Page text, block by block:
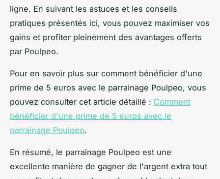
ligne. En suivant les astuces et les conseils
pratiques présentés ici, vous pouvez maximiser vos
gains et profiter pleinement des avantages offerts
par Poulpeo.
Pour en savoir plus sur comment bénéficier d'une
prime de 5 euros avec le parrainage Poulpeo, vous
pouvez consulter cet article détaillé : Comment
bénéficier d'une prime de 5 euros avec le
parrainage Poulpeo.
En résumé, le parrainage Poulpeo est une
excellente manière de gagner de l'argent extra tout